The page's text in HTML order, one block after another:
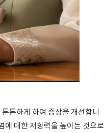
튼하게 하여 증상을 개선합니
에 대한 저항력을 높이는 것으로